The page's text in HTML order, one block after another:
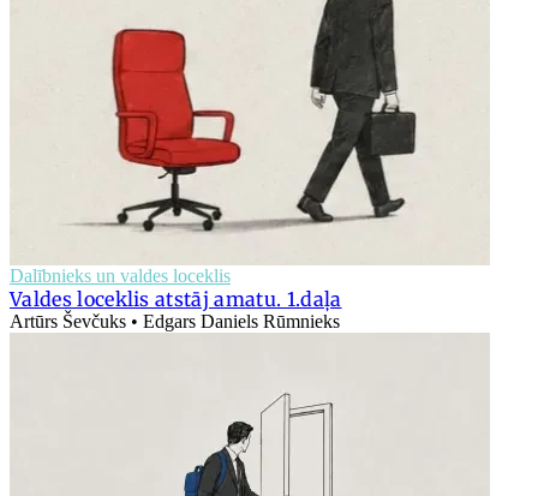
Dalībnieks un valdes loceklis
Valdes loceklis atstāj amatu. 1.daļa
Artūrs Ševčuks • Edgars Daniels Rūmnieks